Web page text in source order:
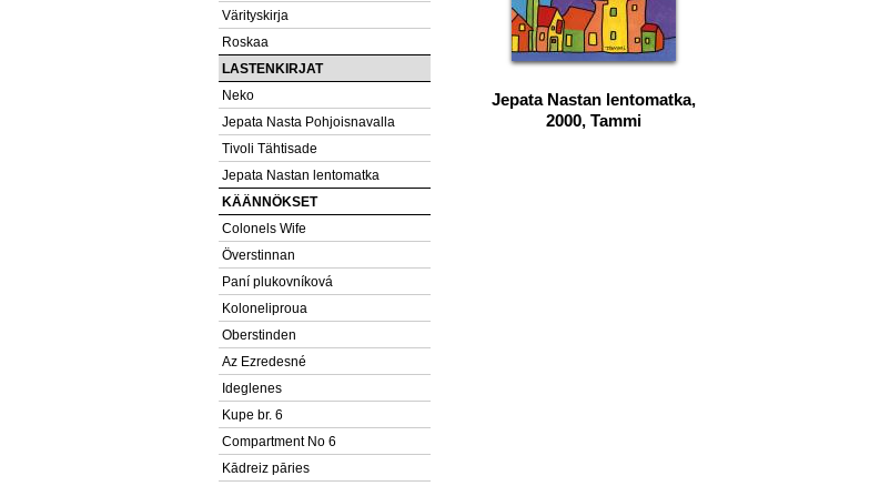
Värityskirja
Roskaa
LASTENKIRJAT
Neko
Jepata Nasta Pohjoisnavalla
Tivoli Tähtisade
Jepata Nastan lentomatka
KÄÄNNÖKSET
Colonels Wife
Överstinnan
Paní plukovníková
Koloneliproua
Oberstinden
Az Ezredesné
Ideglenes
Kupe br. 6
Compartment No 6
Kādreiz pāries
Jepata Nastan lentomatka,
2000, Tammi